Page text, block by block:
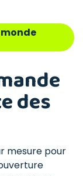
des
mesure pour